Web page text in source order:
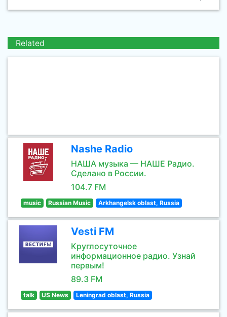
Related
Nashe Radio
НАША музыка — НАШЕ Радио.
Сделано в России.
104.7 FM
music Russian Music Arkhangelsk oblast, Russia
Vesti FM
Круглосуточное
информационное радио. Узнай
первым!
89.3 FM
talk US News Leningrad oblast, Russia